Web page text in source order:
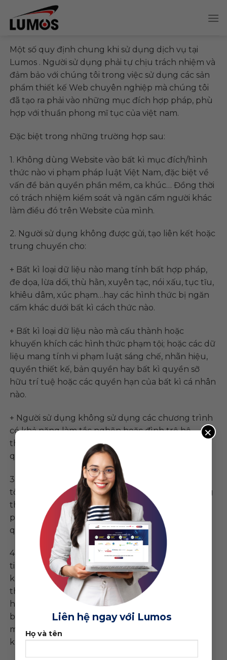
Liên hệ ngay với Lumos
Họ và tên
×
content
Một số quy định chung khi sử dụng dịch vụ tại
Lumos . Người sử dụng phải tự chịu trách nhiệm và
đảm bảo với chúng tôi trong việc sử dụng các sản
phẩm thiết kế Web chuyên nghiệp mà chúng tôi
đã tạo ra phải vào những mục đích hợp pháp, phù
hợp với thuần phong mĩ tục của việt nam.
Đặc biệt trong những trường hợp sau:
1. Không dùng Website vào bất kì mục đích/hình
thức nào vi phạm pháp luật Việt Nam, đặc biệt về
vấn đề bản quyền phần mềm, ca khúc… Đồng thời
có trách nhiệm kiểm soát và ngăn cấm người khác
làm điều đó trên Website của mình.
2. Người sử dụng không được gửi, tạo liên kết hoặc
trung chuyển cho:
+ Bất kì loại dữ liệu nào mang tính bất hợp pháp,
đe dọa, lừa dối, thù hằn, xuyên tạc, nói xấu, tục tĩu,
khiêu dâm, xúc phạm…hay các hình thức bị ngăn
cấm khác dưới bất kì cách thức nào.
+ Bất kì loại dữ liệu nào mà cấu thành hoặc
khuyến khích các hình thức phạm tội; hoặc các dữ
liệu mang tính vi phạm luật sáng chế, nhãn hiệu,
quyền thiết kế, bản quyền hay bất kì quyền sỡ
hữu trí tuệ hoặc các quyền hạn của bất kì cá nhân
nào.
+ Người sử dụng không sử dụng các chương trình
có khả năng làm tắc nghẽn hoặc đình trệ hệ
thống, như gây cạn kiệt tài nguyên hệ thống, làm
quá tải bộ vi xử lý và bộ nhớ.
3. Chúng tôi có quyền loại bỏ account mà chúng
tôi cho là không phù hợp ở site của bạn mà không
thông báo trước: Chúng tôi không chấp nhận các
phần mềm mà bạn không chứng minh được bản
quyền thuộc về của mình.
4. Người sử dụng giữ một cách an toàn các thông
tin nhận biết, mật khẩu hay những thông tin mật
khác liên quan đến tài khoản của bạn và lập tức
thông báo cho chúng tôi khi bạn phát hiện các
hình thức truy cập trái phép bằng tài khoản của
bạn hoặc các sơ hở về bảo mật, bao gồm việc mất
mát, đánh cắp hoặc để lộ các thông tin về mật
khẩu và các thông tin bảo mật khác.